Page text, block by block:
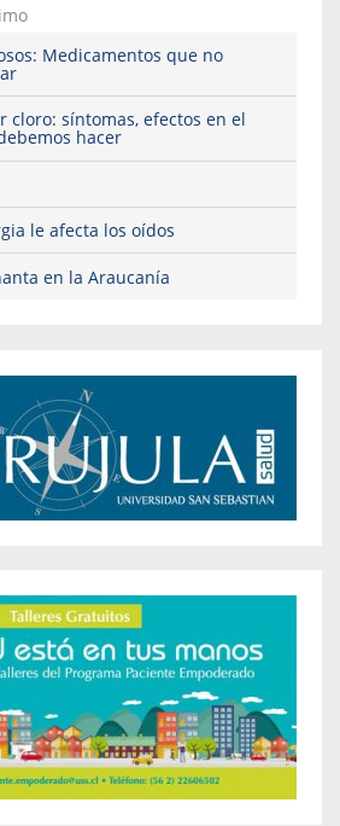
Medicamentos que no
cloro: síntomas, efectos en el
hacer
le afecta los oídos
en la Araucanía